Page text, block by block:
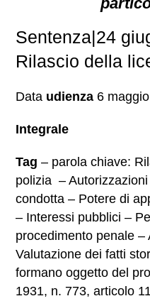
Sentenza|24
Rilascio della
Data udienza 6
Integrale
Tag – parola chiave:
polizia –
condotta – Potere di
– Interessi pubblici –
procedimento penale –
Valutazione dei fatti
formano oggetto del
1931, n. 773, articolo